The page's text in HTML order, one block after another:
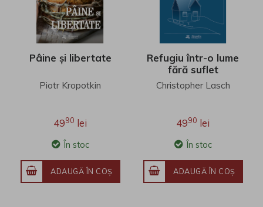
Pâine și libertate
Piotr Kropotkin
4990 lei
În stoc
ADAUGĂ ÎN COŞ
Refugiu într-o lume
fără suflet
Christopher Lasch
4990 lei
În stoc
ADAUGĂ ÎN COŞ